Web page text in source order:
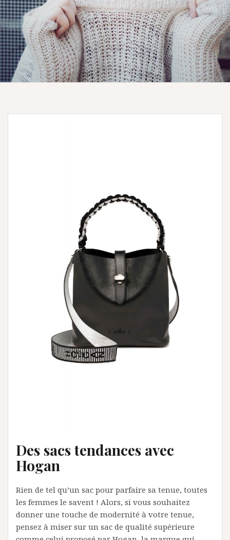
Des sacs tendances avec
Hogan
Rien de tel qu’un sac pour parfaire sa tenue, toutes
les femmes le savent ! Alors, si vous souhaitez
donner une touche de modernité à votre tenue,
pensez à miser sur un sac de qualité supérieure